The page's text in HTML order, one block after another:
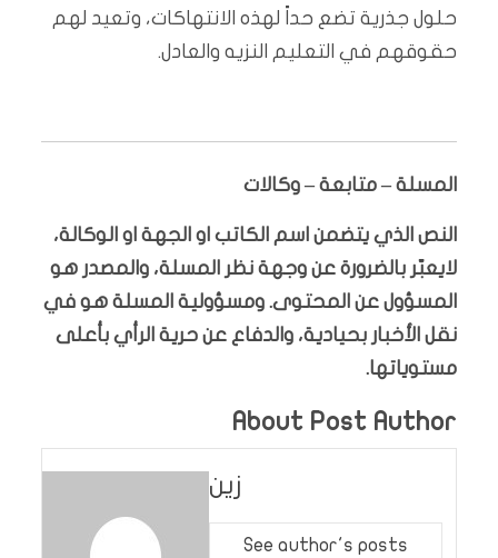
حلول جذرية تضع حداً لهذه الانتهاكات، وتعيد لهم
حقوقهم في التعليم النزيه والعادل.
المسلة – متابعة – وكالات
النص الذي يتضمن اسم الكاتب او الجهة او الوكالة،
لايعبّر بالضرورة عن وجهة نظر المسلة، والمصدر هو
المسؤول عن المحتوى. ومسؤولية المسلة هو في
نقل الأخبار بحيادية، والدفاع عن حرية الرأي بأعلى
مستوياتها.
About Post Author
زين
See author's posts